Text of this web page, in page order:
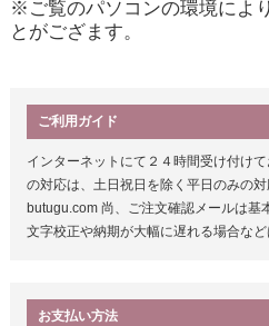
※ご覧のパソコンの環境によ
とがござます。
ご利用ガイド
インターネットにて２４時間受け付け
の対応は、土日祝日を除く平日のみの
butugu.com 尚、ご注文確認メールは基
文字校正や納期が大幅に遅れる場合など
お支払い方法